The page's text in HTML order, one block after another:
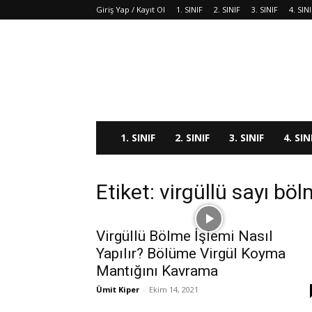
Giriş Yap / Kayıt Ol 1. SINIF 2. SINIF 3. SINIF 4.
1. SINIF 2. SINIF 3. SINIF 4.
Etiket: virgüllü sayı
Virgüllü Bölme İşlemi Nasıl
Yapılır? Bölüme Virgül Koyma
Mantığını Kavrama
Ümit Kiper - Ekim 14, 2021